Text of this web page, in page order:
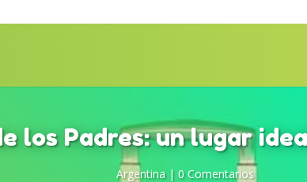
los Padres: un lugar
Argentina| 0 Comentarios